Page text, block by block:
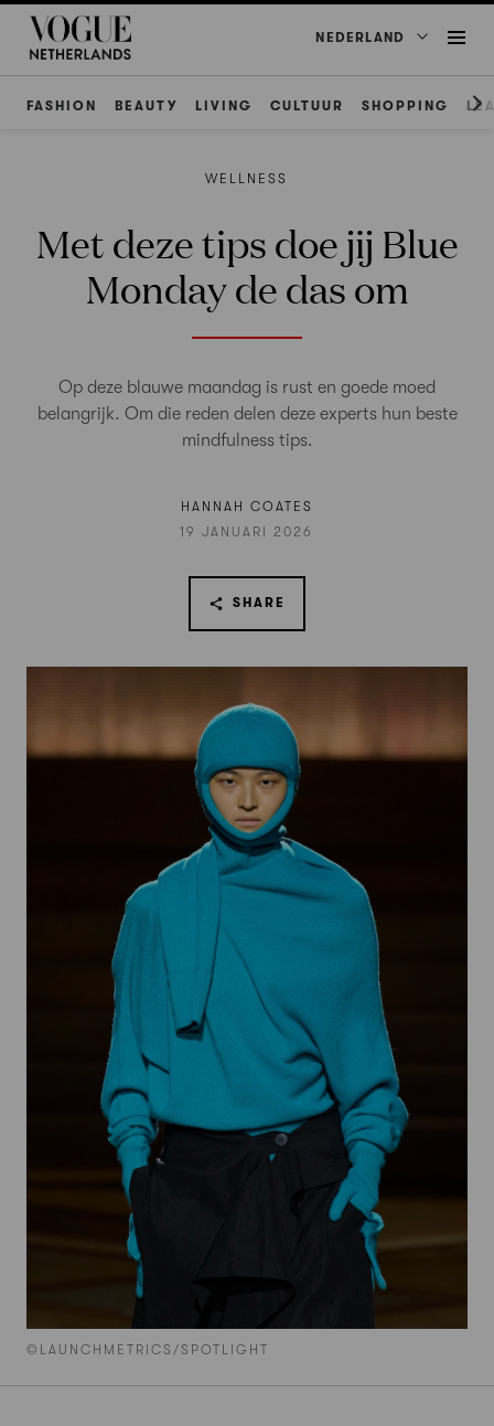
NEDERLAND
FASHION BEAUTY LIVING CULTUUR SHOPPING
©LAUNCHMETRICS/SPOTLIGHT
WELLNESS
Met deze tips doe jij Blue
Monday de das om
Op deze blauwe maandag is rust en goede moed
belangrijk. Om die reden delen deze experts hun beste
mindfulness tips.
HANNAH COATES
19 JANUARI 2026
SHARE